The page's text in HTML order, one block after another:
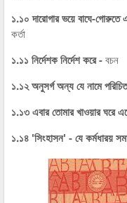
১.১০ দারোগার ভয়ে বাঘে-
কর্তা
১.১১ নির্দেশক নির্দেশ করে - বচন
১.১২ অনুসর্গ অন্য যে নামে
১.১৩ এবার তোমার খাওয়ার ঘরে
১.১৪ 'সিংহাসন' - যে কর্মধারয়